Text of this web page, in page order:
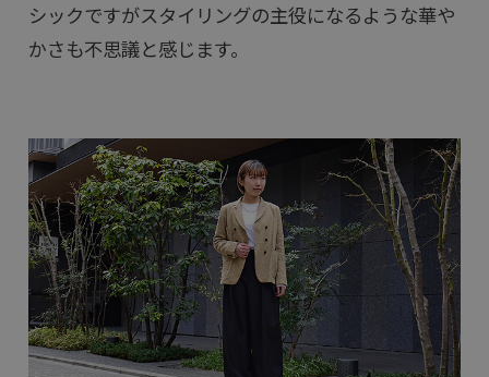
シックですがスタイリングの主役になるような華や
かさも不思議と感じます。